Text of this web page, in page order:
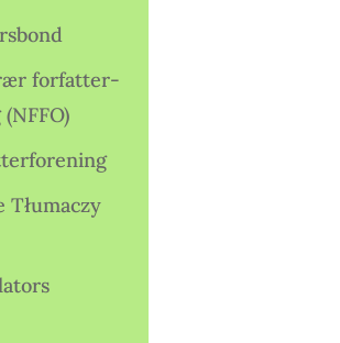
forfatter-
Tłumaczy